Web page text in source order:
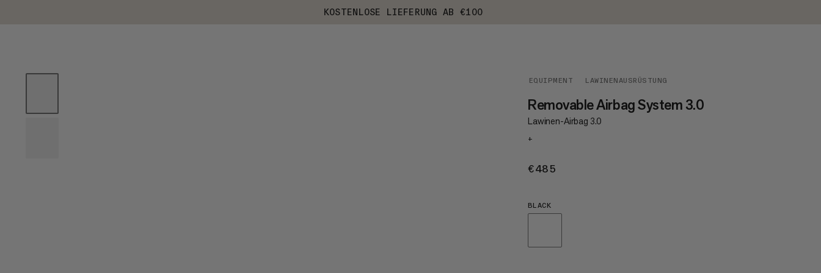
KOSTENLOSE LIEFERUNG AB €100
EQUIPMENT LAWINENAUSRÜSTUNG
Removable Airbag System 3.0
Lawinen-Airbag 3.0
+
€485
BLACK